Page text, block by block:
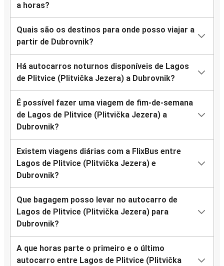
a horas?
Quais são os destinos para onde posso viajar a
partir de Dubrovnik?
Há autocarros noturnos disponíveis de Lagos
de Plitvice (Plitvička Jezera) a Dubrovnik?
É possível fazer uma viagem de fim-de-semana
de Lagos de Plitvice (Plitvička Jezera) a
Dubrovnik?
Existem viagens diárias com a FlixBus entre
Lagos de Plitvice (Plitvička Jezera) e
Dubrovnik?
Que bagagem posso levar no autocarro de
Lagos de Plitvice (Plitvička Jezera) para
Dubrovnik?
A que horas parte o primeiro e o último
autocarro entre Lagos de Plitvice (Plitvička